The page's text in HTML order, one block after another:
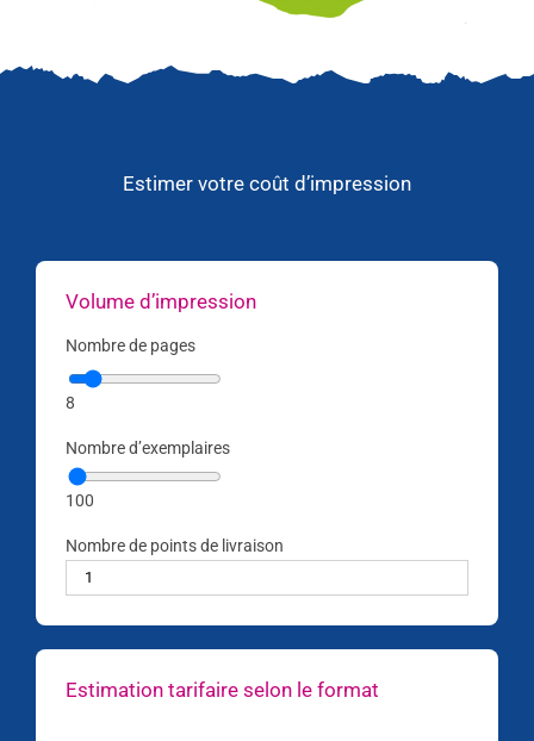
Estimer votre coût d’impression
Volume d’impression
Nombre de pages
8
Nombre d’exemplaires
100
Nombre de points de livraison
Estimation tarifaire selon le format